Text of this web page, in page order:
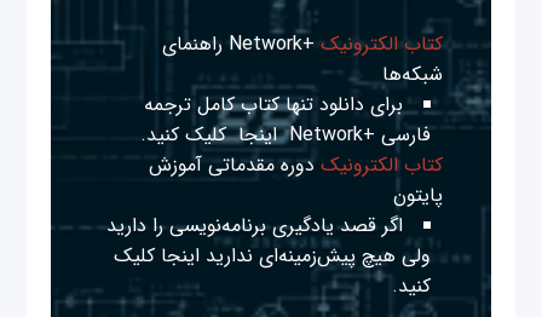
کتاب الکترونیک
+Network راهنمای
شبکه‌ها
برای دانلود تنها کتاب کامل ترجمه
فارسی +Network
اینجا کلیک کنید.
کتاب الکترونیک دوره مقدماتی آموزش
پایتون
اگر قصد یادگیری برنامه‌نویسی را دارید
ولی هیچ پیش‌زمینه‌ای نداریداینجا کلیک
کنید.